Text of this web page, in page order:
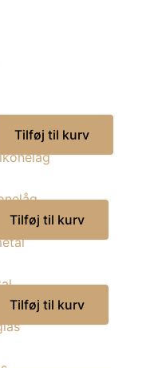
Tilføj til kurv
Tilføj til kurv
Tilføj til kurv